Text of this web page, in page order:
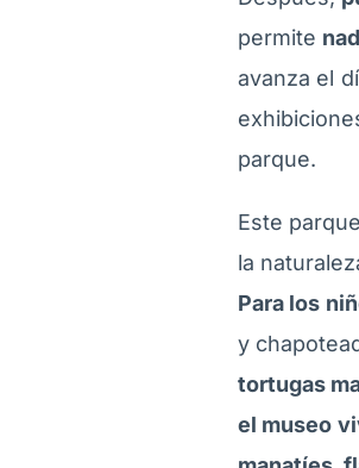
permite
avanza el
parque.
Este parque
la
Para los
y
tortugas
el museo